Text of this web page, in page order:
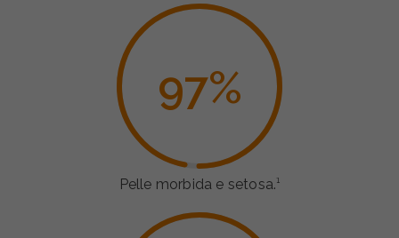
97%
Pelle morbida e setosa.¹